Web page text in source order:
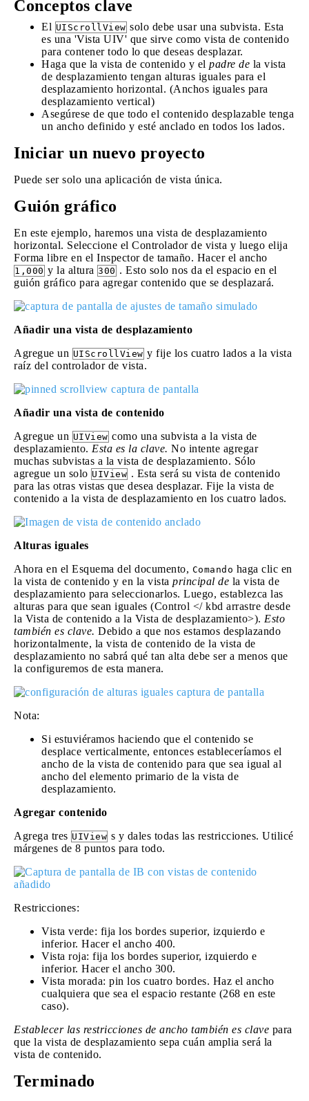
Conceptos clave
El UIScrollView solo debe usar una subvista. Esta
es una 'Vista UIV' que sirve como vista de contenido
para contener todo lo que deseas desplazar.
Haga que la vista de contenido y el padre de la vista
de desplazamiento tengan alturas iguales para el
desplazamiento horizontal. (Anchos iguales para
desplazamiento vertical)
Asegúrese de que todo el contenido desplazable tenga
un ancho definido y esté anclado en todos los lados.
Iniciar un nuevo proyecto
Puede ser solo una aplicación de vista única.
Guión gráfico
En este ejemplo, haremos una vista de desplazamiento
horizontal. Seleccione el Controlador de vista y luego elija
Forma libre en el Inspector de tamaño. Hacer el ancho
1,000 y la altura 300 . Esto solo nos da el espacio en el
guión gráfico para agregar contenido que se desplazará.
Añadir una vista de desplazamiento
Agregue un UIScrollView y fije los cuatro lados a la vista
raíz del controlador de vista.
Añadir una vista de contenido
Agregue un UIView como una subvista a la vista de
desplazamiento. Esta es la clave. No intente agregar
muchas subvistas a la vista de desplazamiento. Sólo
agregue un solo UIView . Esta será su vista de contenido
para las otras vistas que desea desplazar. Fije la vista de
contenido a la vista de desplazamiento en los cuatro lados.
Alturas iguales
Ahora en el Esquema del documento, Comando haga clic en
la vista de contenido y en la vista principal de la vista de
desplazamiento para seleccionarlos. Luego, establezca las
alturas para que sean iguales (Control </ kbd arrastre desde
la Vista de contenido a la Vista de desplazamiento>). Esto
también es clave. Debido a que nos estamos desplazando
horizontalmente, la vista de contenido de la vista de
desplazamiento no sabrá qué tan alta debe ser a menos que
la configuremos de esta manera.
Nota:
Si estuviéramos haciendo que el contenido se
desplace verticalmente, entonces estableceríamos el
ancho de la vista de contenido para que sea igual al
ancho del elemento primario de la vista de
desplazamiento.
Agregar contenido
Agrega tres UIView s y dales todas las restricciones. Utilicé
márgenes de 8 puntos para todo.
Restricciones:
Vista verde: fija los bordes superior, izquierdo e
inferior. Hacer el ancho 400.
Vista roja: fija los bordes superior, izquierdo e
inferior. Hacer el ancho 300.
Vista morada: pin los cuatro bordes. Haz el ancho
cualquiera que sea el espacio restante (268 en este
caso).
Establecer las restricciones de ancho también es clave para
que la vista de desplazamiento sepa cuán amplia será la
vista de contenido.
Terminado